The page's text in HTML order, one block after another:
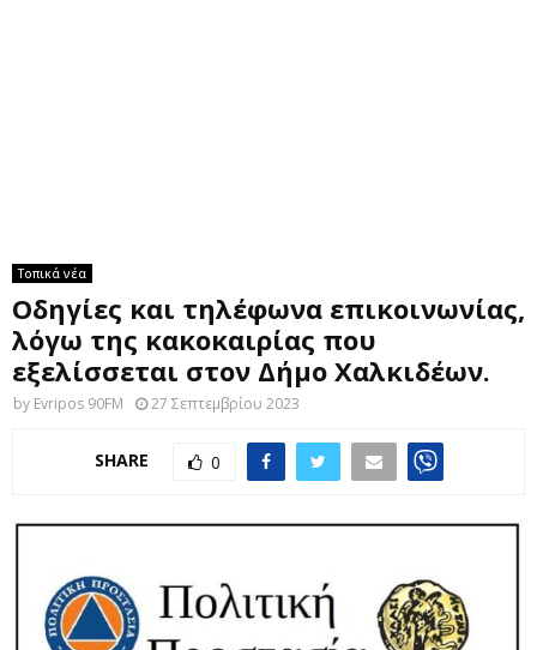
Τοπικά νέα
Οδηγίες και τηλέφωνα επικοινωνίας,
λόγω της κακοκαιρίας που
εξελίσσεται στον Δήμο Χαλκιδέων.
by Evripos 90FM 27 Σεπτεμβρίου 2023
SHARE 0